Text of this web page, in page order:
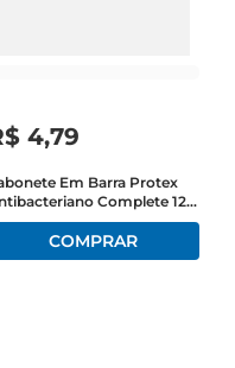
4,79
Em Barra Protex
Complete 12